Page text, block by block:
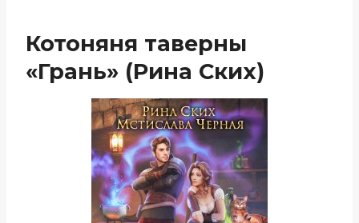
Котоняня таверны
«Грань» (Рина Ских)